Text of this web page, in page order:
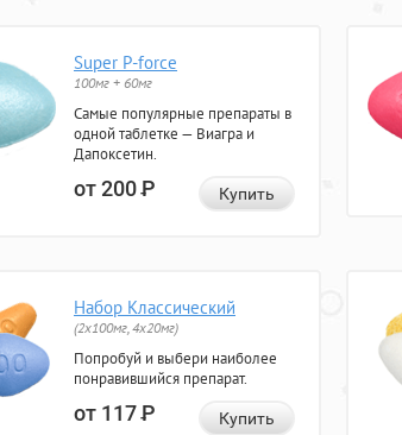
Super P-force
100мг + 60мг
Самые популярные препараты в
одной таблетке — Виагра и
Дапоксетин.
от 200Р Купить
Набор Классический
(2x100мг, 4x20мг)
Попробуй и выбери наиболее
понравившийся препарат.
от 117Р Купить